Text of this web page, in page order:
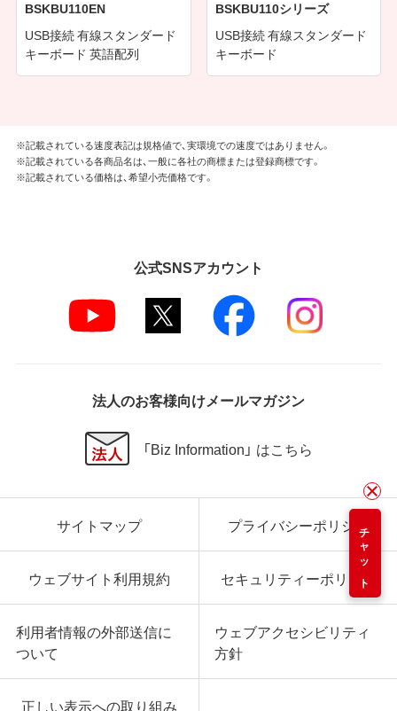
BSKBU110EN
USB接続 有線スタンダード
キーボード 英語配列
BSKBU110シリーズ
USB接続 有線スタンダード
キーボード
チャット
※記載されている速度表記は規格値で、実環境での速度ではありません。
※記載されている各商品名は、一般に各社の商標または登録商標です。
※記載されている価格は、希望小売価格です。
公式SNSアカウント
法人のお客様向けメールマガジン
「Biz Information」 はこちら
サイトマップ プライバシーポリシー
ウェブサイト利用規約 セキュリティーポリシー
利用者情報の外部送信に
ついて
ウェブアクセシビリティ
方針
正しい表示への取り組み